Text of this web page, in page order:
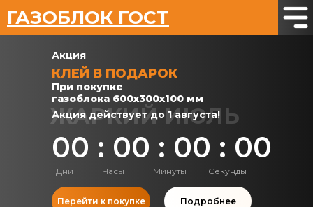
ГАЗОБЛОК ГОСТ
Акция
КЛЕЙ В ПОДАРОК
При покупке
газоблока 600х300х100 мм
Перейти к покупке Подробнее
00 : 00 : 00 : 00
ЖАРКИЙ ИЮЛЬ
Акция действует до 1 августа!
Дни Часы Минуты Секунды